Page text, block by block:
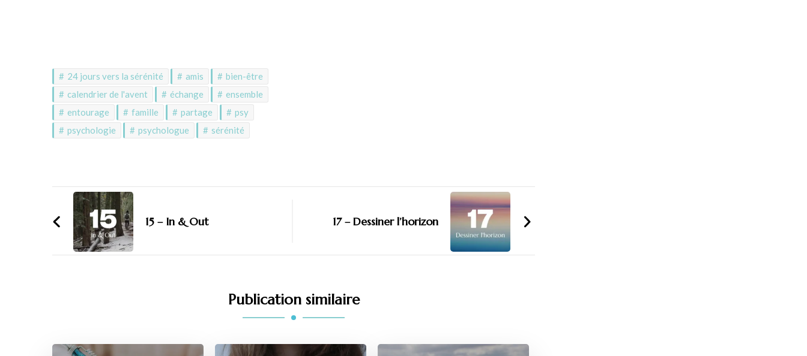
24 jours vers la sérénité amis
bien-être
calendrier de l'avent
échange
ensemble
entourage
famille partage
psy
psychologie
psychologue sérénité
15 – In & Out 17 – Dessiner l’horizon
Publication similaire